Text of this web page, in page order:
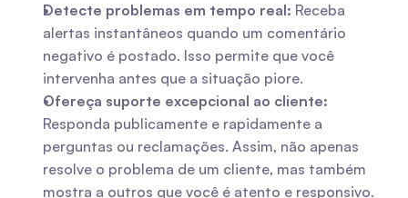
Detecte problemas em tempo real: Receba
alertas instantâneos quando um comentário
negativo é postado. Isso permite que você
intervenha antes que a situação piore.
Ofereça suporte excepcional ao cliente:
Responda publicamente e rapidamente a
perguntas ou reclamações. Assim, não apenas
resolve o problema de um cliente, mas também
mostra a outros que você é atento e responsivo.